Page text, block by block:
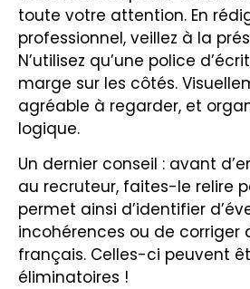
toute votre attention. En
professionnel, veillez à la
N’utilisez qu’une police
marge sur les côtés.
agréable à regarder, et
logique.
Un dernier conseil : avant
au recruteur, faites-le relire
permet ainsi d’identifier
incohérences ou de corriger
français. Celles-ci peuvent
éliminatoires !